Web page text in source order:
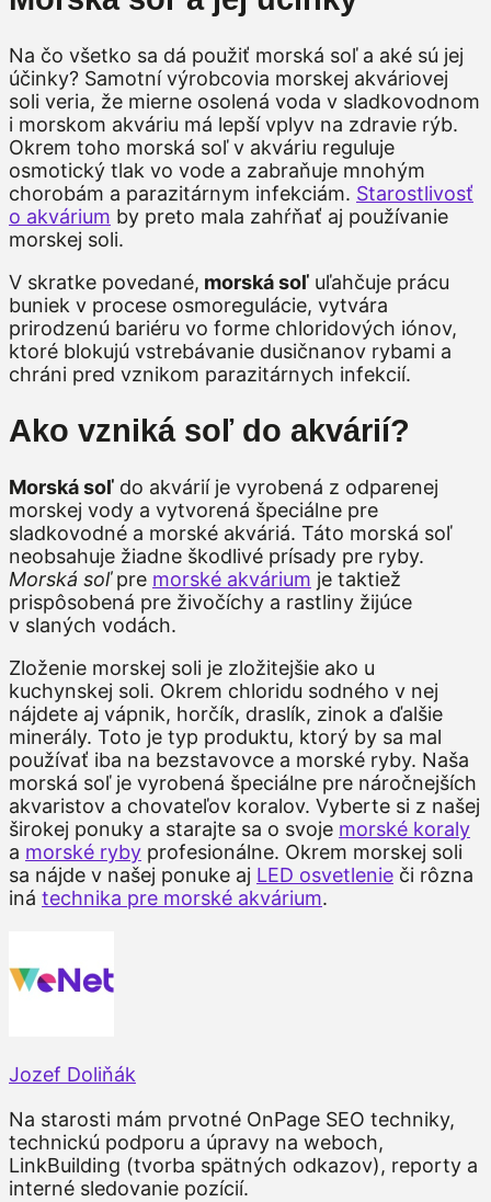
Na čo všetko sa dá použiť morská soľ a aké sú jej
účinky? Samotní výrobcovia morskej akváriovej
soli veria, že mierne osolená voda v sladkovodnom
i morskom akváriu má lepší vplyv na zdravie rýb.
Okrem toho morská soľ v akváriu reguluje
osmotický tlak vo vode a zabraňuje mnohým
chorobám a parazitárnym infekciám. Starostlivosť
o akvárium by preto mala zahŕňať aj používanie
morskej soli.
V skratke povedané, morská soľ uľahčuje prácu
buniek v procese osmoregulácie, vytvára
prirodzenú bariéru vo forme chloridových iónov,
ktoré blokujú vstrebávanie dusičnanov rybami a
chráni pred vznikom parazitárnych infekcií.
Ako vzniká soľ do akvárií?
Morská soľ do akvárií je vyrobená z odparenej
morskej vody a vytvorená špeciálne pre
sladkovodné a morské akváriá. Táto morská soľ
neobsahuje žiadne škodlivé prísady pre ryby.
Morská soľpre morské akvárium je taktiež
prispôsobená pre živočíchy a rastliny žijúce
v slaných vodách.
Zloženie morskej soli je zložitejšie ako u
kuchynskej soli. Okrem chloridu sodného v nej
nájdete aj vápnik, horčík, draslík, zinok a ďalšie
minerály. Toto je typ produktu, ktorý by sa mal
používať iba na bezstavovce a morské ryby. Naša
morská soľ je vyrobená špeciálne pre náročnejších
akvaristov a chovateľov koralov. Vyberte si z našej
širokej ponuky a starajte sa o svoje morské koraly
a morské ryby profesionálne. Okrem morskej soli
sa nájde v našej ponuke aj LED osvetlenie či rôzna
iná technika pre morské akvárium.
Jozef Doliňák
Na starosti mám prvotné OnPage SEO techniky,
technickú podporu a úpravy na weboch,
LinkBuilding (tvorba spätných odkazov), reporty a
interné sledovanie pozícií.